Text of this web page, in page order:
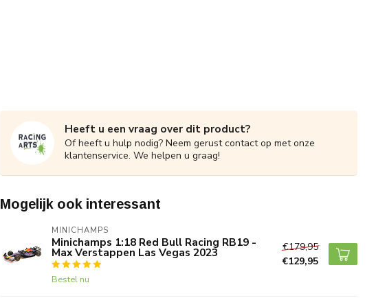
Heeft u een vraag over dit product?
Of heeft u hulp nodig? Neem gerust contact op met onze
klantenservice. We helpen u graag!
Mogelijk ook interessant
MINICHAMPS
Minichamps 1:18 Red Bull Racing RB19 -
Max Verstappen Las Vegas 2023
Bestel nu
€179,95
€129,95